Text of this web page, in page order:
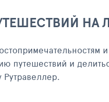
НА
путешествий и